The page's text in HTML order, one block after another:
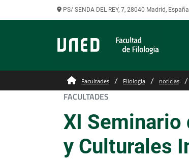
PS/ SENDA DEL REY, 7, 28040 Madrid, España
Facultades Filología noticias
FACULTADES
XI
y Culturales